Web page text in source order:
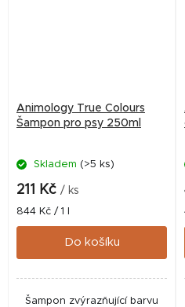
Animology True Colours
Šampon pro psy 250ml
Skladem (>5 ks)
211 Kč / ks
Měrná
cena:
844 Kč / 1 l
Do košíku
Šampon zvýrazňující barvu